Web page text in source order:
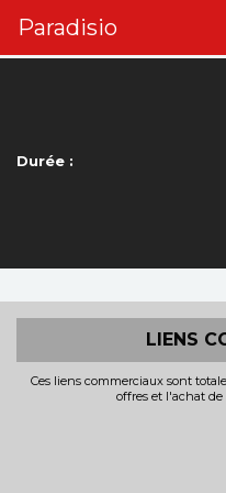
Paradisio
Durée :
LIENS
Ces liens commerciaux sont
offres et l'achat